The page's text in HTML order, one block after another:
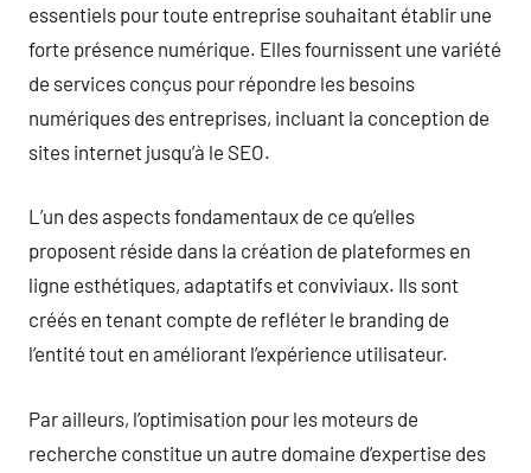
essentiels pour toute entreprise souhaitant établir une
forte présence numérique. Elles fournissent une variété
de services conçus pour répondre les besoins
numériques des entreprises, incluant la conception de
sites internet jusqu’à le SEO.
L’un des aspects fondamentaux de ce qu’elles
proposent réside dans la création de plateformes en
ligne esthétiques, adaptatifs et conviviaux. Ils sont
créés en tenant compte de refléter le branding de
l’entité tout en améliorant l’expérience utilisateur.
Par ailleurs, l’optimisation pour les moteurs de
recherche constitue un autre domaine d’expertise des